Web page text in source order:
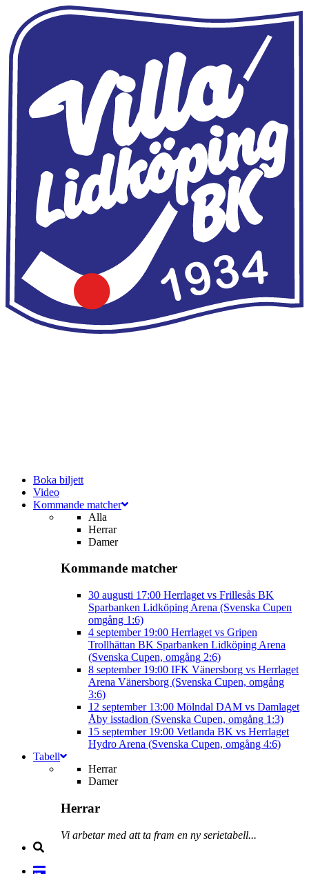
Boka biljett
Video
Kommande matcher
Alla
Herrar
Damer
Kommande matcher
30 augusti 17:00 Herrlaget vs Frillesås BK
Sparbanken Lidköping Arena (Svenska Cupen
omgång 1:6)
4 september 19:00 Herrlaget vs Gripen
Trollhättan BK Sparbanken Lidköping Arena
(Svenska Cupen, omgång 2:6)
8 september 19:00 IFK Vänersborg vs Herrlaget
Arena Vänersborg (Svenska Cupen, omgång
3:6)
12 september 13:00 Mölndal DAM vs Damlaget
Åby isstadion (Svenska Cupen, omgång 1:3)
15 september 19:00 Vetlanda BK vs Herrlaget
Hydro Arena (Svenska Cupen, omgång 4:6)
Tabell
Herrar
Damer
Herrar
Vi arbetar med att ta fram en ny serietabell...